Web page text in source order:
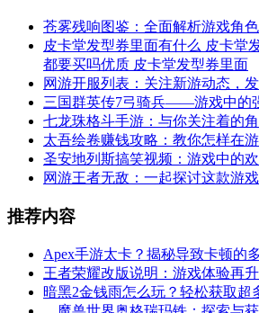
苍雾残响图鉴：全面解析游戏角
皮卡堂发型券里面有什么 皮卡堂
都要买吗优质 皮卡堂发型券里面
网游开服列表：关注新游动态，
三国群英传7弓骑兵——游戏中的
七龙珠格斗手游：与你关注着的
太吾绘卷赚钱攻略：教你怎样在
圣安地列斯搞笑视频：游戏中的
网游王者无敌：一起探讨这款游
推荐内容
Apex手游太卡？揭秘导致卡顿的
王者荣耀改版说明：游戏体验再
暗黑2金钱雨怎么玩？轻松获取超